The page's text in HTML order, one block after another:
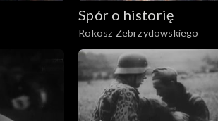
Spór o historię
Rokosz Zebrzydowskiego